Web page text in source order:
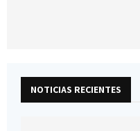
NOTICIAS RECIENTES